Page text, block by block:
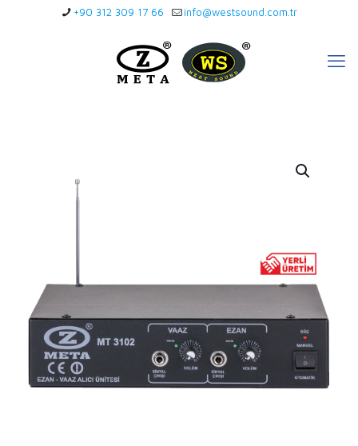
+90 312 309 17 66 info@westsound.com.tr